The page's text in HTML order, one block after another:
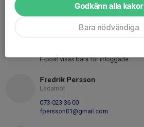
E-post visas bara för inloggade
E-post visas bara för inloggade
Fredrik Persson
Ledamot
073-023 36 00
fpersson01@gmail.com
Godkänn alla kakor
Bara nödvändiga